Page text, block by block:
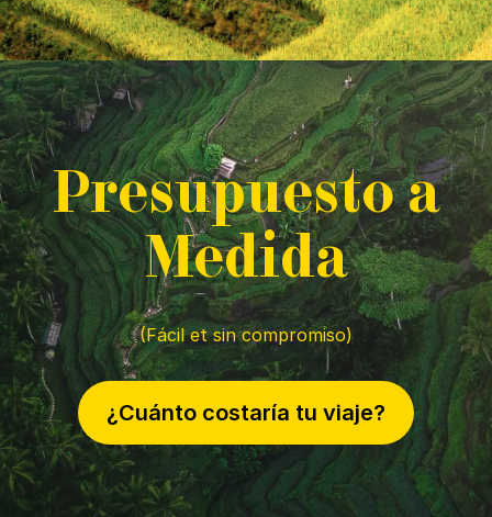
Presupuesto a
Medida
(Fácil et sin compromiso)
¿Cuánto costaría tu viaje?